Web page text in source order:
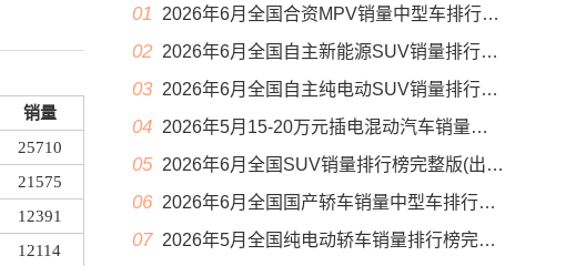
销量
25710
21575
12391
12114
01 2026年6月全国合资MPV销量中型车排行榜完整版(零售量
02 2026年6月全国自主新能源SUV销量排行榜完整版(零售量
03 2026年6月全国自主纯电动SUV销量排行榜完整版(零售量
04 2026年5月15-20万元插电混动汽车销量排行榜（零售量）
05 2026年6月全国SUV销量排行榜完整版(出口量
06 2026年6月全国国产轿车销量中型车排行榜完整版(零售量
07 2026年5月全国纯电动轿车销量排行榜完整版(批发量